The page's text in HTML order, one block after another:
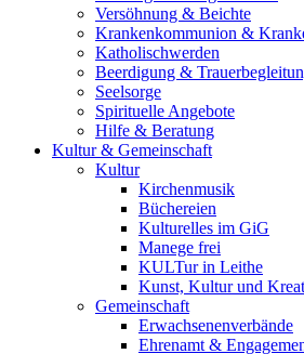
Versöhnung & Beichte
Krankenkommunion &
Katholischwerden
Beerdigung &
Seelsorge
Spirituelle Angebote
Hilfe & Beratung
Kultur & Gemeinschaft
Kultur
Kirchenmusik
Büchereien
Kulturelles im GiG
Manege frei
KULTur in Leithe
Kunst, Kultur und
Gemeinschaft
Erwachsenenverbände
Ehrenamt &